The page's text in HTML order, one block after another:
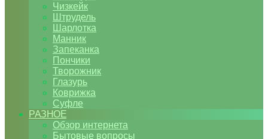
Чизкейк
Штрудель
Шарлотка
Манник
Запеканка
Пончики
Творожник
Глазурь
Коврижка
Суфле
РАЗНОЕ
Обзор интернета
Бытовые вопросы